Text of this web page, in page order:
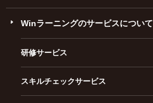
Winラーニングのサービスについて
研修サービス
スキルチェックサービス